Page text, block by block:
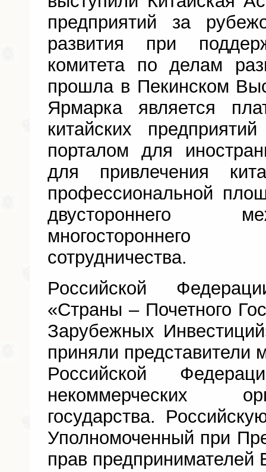
предприятий за
развития при
комитета по делам
прошла в Пекинском
Ярмарка является
китайских
порталом для
для привлечения
профессиональной
двустороннего
многостороннего
сотрудничества.
Российской
«Страны – Почетного
Зарубежных
приняли представители
Российской
некоммерческих
государства.
Уполномоченный при
прав предпринимателей